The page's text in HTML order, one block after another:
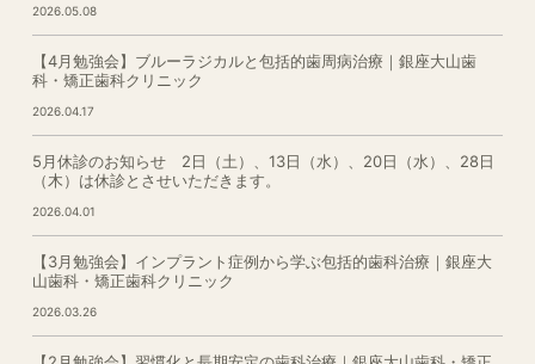
2026.05.08
【4月勉強会】ブルーラジカルと包括的歯周病治療｜銀座大山歯
科・矯正歯科クリニック
2026.04.17
5月休診のお知らせ 2日（土）、13日（水）、20日（水）、28日
（木）は休診とさせいただきます。
2026.04.01
【3月勉強会】インプラント症例から学ぶ包括的歯科治療｜銀座大
山歯科・矯正歯科クリニック
2026.03.26